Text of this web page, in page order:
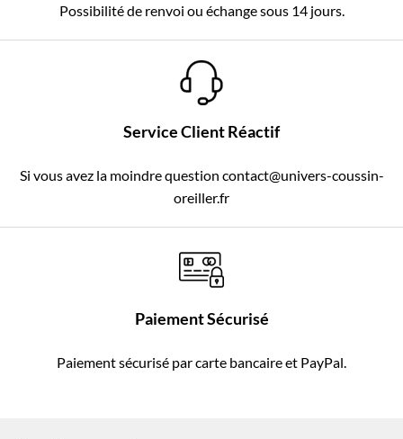
Possibilité de renvoi ou échange sous 14 jours.
Service Client Réactif
Si vous avez la moindre question contact@univers-coussin-
oreiller.fr
Paiement Sécurisé
Paiement sécurisé par carte bancaire et PayPal.